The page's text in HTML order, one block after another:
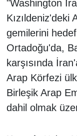
"Washington
Kızıldeniz'deki
gemilerini
Ortadoğu'da,
karşısında
Arap Körfezi
Birleşik Arap
dahil olmak